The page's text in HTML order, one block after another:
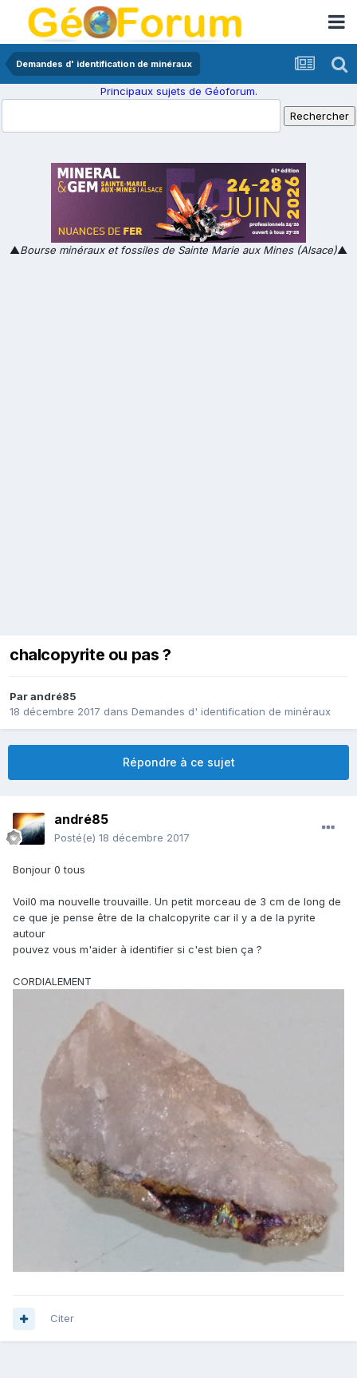
Demandes d' identification de minéraux
Principaux sujets de Géoforum.
▲Bourse minéraux et fossiles de Sainte Marie aux Mines (Alsace)▲
chalcopyrite ou pas ?
Parandré85
18 décembre 2017 dans Demandes d' identification de minéraux
Répondre à ce sujet
andré85
Posté(e) 18 décembre 2017
Bonjour 0 tous
Voil0 ma nouvelle trouvaille. Un petit morceau de 3 cm de long de
ce que je pense être de la chalcopyrite car il y a de la pyrite
autour
pouvez vous m'aider à identifier si c'est bien ça ?
CORDIALEMENT
Citer